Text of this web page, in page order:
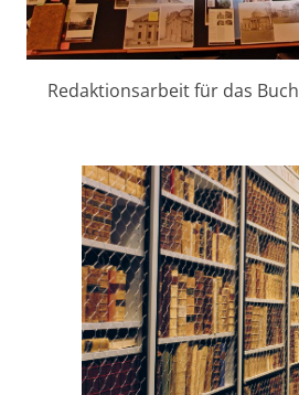
Redaktionsarbeit für das Buch